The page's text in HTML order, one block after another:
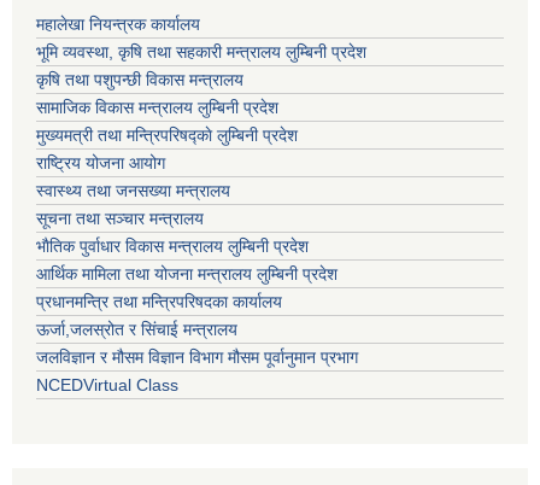
महालेखा नियन्त्रक कार्यालय
भूमि व्यवस्था, कृषि तथा सहकारी मन्त्रालय लुम्बिनी प्रदेश
कृषि तथा पशुपन्छी विकास मन्त्रालय
सामाजिक विकास मन्त्रालय लुम्बिनी प्रदेश
मुख्यमत्री तथा मन्त्रिपरिषद्काे लुम्बिनी प्रदेश
राष्ट्रिय योजना आयोग
स्वास्थ्य तथा जनसख्या मन्त्रालय
सूचना तथा सञ्चार मन्त्रालय
भाैतिक पुर्वाधार विकास मन्त्रालय लुम्बिनी प्रदेश
आर्थिक मामिला तथा योजना मन्त्रालय लुम्बिनी प्रदेश
प्रधानमन्त्रि तथा मन्त्रिपरिषदका कार्यालय
ऊर्जा,जलस्रोत र सिंचाई मन्त्रालय
जलविज्ञान र मौसम विज्ञान विभाग मौसम पूर्वानुमान प्रभाग
NCEDVirtual Class